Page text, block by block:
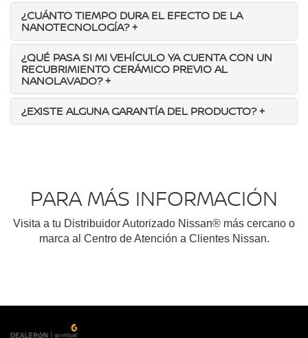
¿CUÁNTO TIEMPO DURA EL EFECTO DE LA
NANOTECNOLOGÍA?+
¿QUÉ PASA SI MI VEHÍCULO YA CUENTA CON UN
RECUBRIMIENTO CERÁMICO PREVIO AL
NANOLAVADO?+
¿EXISTE ALGUNA GARANTÍA DEL PRODUCTO?+
PARA MÁS INFORMACIÓN
Visita a tu Distribuidor Autorizado Nissan® más cercano o
marca al Centro de Atención a Clientes Nissan.